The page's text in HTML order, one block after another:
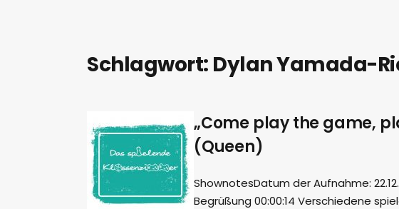
Schlagwort: Dylan Yamada-
„Come play the game,
(Queen)
ShownotesDatum der Aufnahme:
Begrüßung 00:00:14 Verschiedene